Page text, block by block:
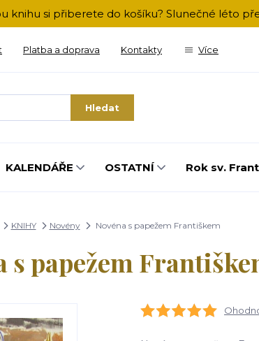
knihu si přiberete do košíku? Slunečné léto
Platba a doprava Kontakty Více
Hledat
KALENDÁŘE OSTATNÍ Rok sv.
KNIHY Novény Novéna s papežem Františkem
s papežem